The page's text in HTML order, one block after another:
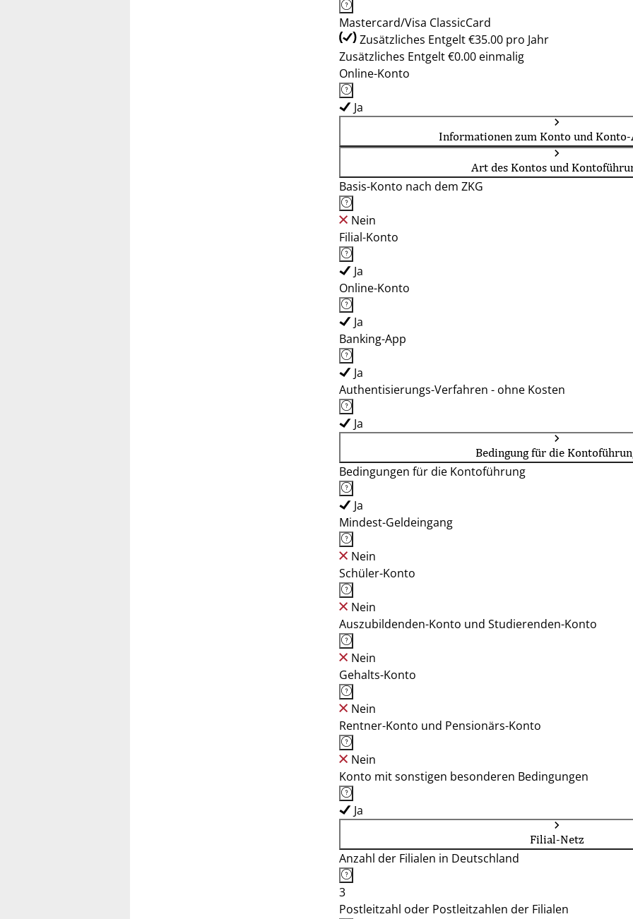
Mastercard/Visa ClassicCard
Zusätzliches Entgelt €35.00 pro Jahr
Zusätzliches Entgelt €0.00 einmalig
Online-Konto
Ja
Informationen zum Konto und
Art des Kontos und
Basis-Konto nach dem ZKG
Nein
Filial-Konto
Ja
Online-Konto
Ja
Banking-App
Ja
Authentisierungs-Verfahren - ohne Kosten
Ja
Bedingung für die
Bedingungen für die Kontoführung
Ja
Mindest-Geldeingang
Nein
Schüler-Konto
Nein
Auszubildenden-Konto und Studierenden-Konto
Nein
Gehalts-Konto
Nein
Rentner-Konto und Pensionärs-Konto
Nein
Konto mit sonstigen besonderen Bedingungen
Ja
Filial-Netz
Anzahl der Filialen in Deutschland
3
Postleitzahl oder Postleitzahlen der Filialen